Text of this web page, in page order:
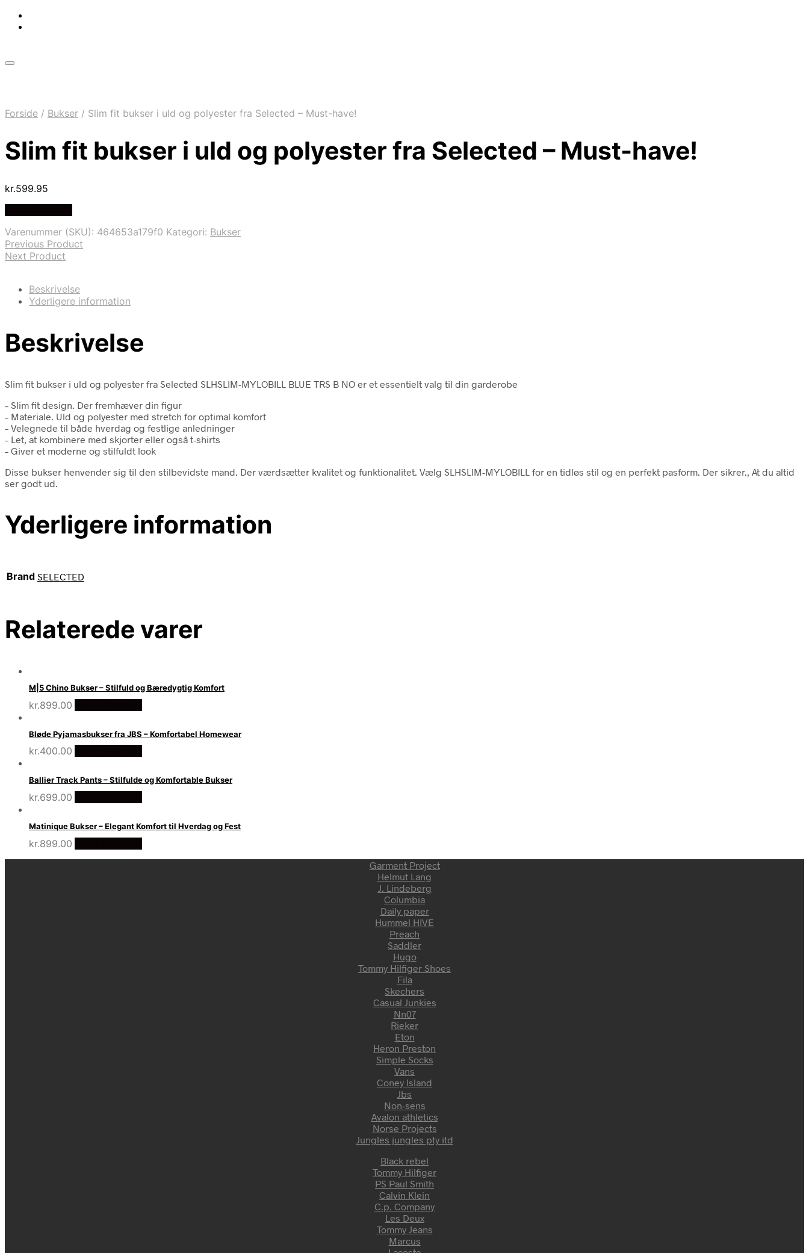
Forside / Bukser / Slim fit bukser i uld og polyester fra Selected – Must-have!
Slim fit bukser i uld og polyester fra Selected – Must-have!
kr.599.95
Varenummer (SKU): 464653a179f0 Kategori: Bukser
Previous Product
Next Product
Beskrivelse
Yderligere information
Beskrivelse
Slim fit bukser i uld og polyester fra Selected SLHSLIM-MYLOBILL BLUE TRS B NO er et essentielt valg til din garderobe
– Slim fit design. Der fremhæver din figur
– Materiale. Uld og polyester med stretch for optimal komfort
– Velegnede til både hverdag og festlige anledninger
– Let, at kombinere med skjorter eller også t-shirts
– Giver et moderne og stilfuldt look
Disse bukser henvender sig til den stilbevidste mand. Der værdsætter kvalitet og funktionalitet. Vælg SLHSLIM-MYLOBILL for en tidløs stil og en perfekt pasform. Der sikrer., At du altid
ser godt ud.
Yderligere information
Brand SELECTED
Relaterede varer
M|5 Chino Bukser – Stilfuld og Bæredygtig Komfort
kr.899.00
Bløde Pyjamasbukser fra JBS – Komfortabel Homewear
kr.400.00
Ballier Track Pants – Stilfulde og Komfortable Bukser
kr.699.00
Matinique Bukser – Elegant Komfort til Hverdag og Fest
kr.899.00
Garment Project
Helmut Lang
J. Lindeberg
Columbia
Daily paper
Hummel HIVE
Preach
Saddler
Hugo
Tommy Hilfiger Shoes
Fila
Skechers
Casual Junkies
Nn07
Rieker
Eton
Heron Preston
Simple Socks
Vans
Coney Island
Jbs
Non-sens
Avalon athletics
Norse Projects
Jungles jungles pty itd
Black rebel
Tommy Hilfiger
PS Paul Smith
Calvin Klein
C.p. Company
Les Deux
Tommy Jeans
Marcus